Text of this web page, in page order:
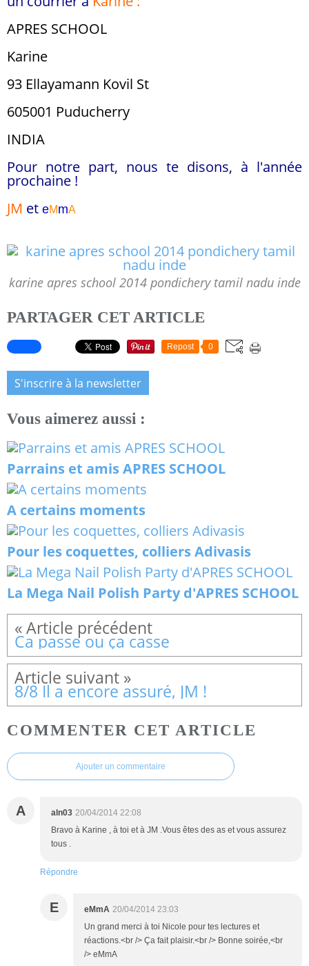
APRES SCHOOL
Karine
93 Ellayamann Kovil St
605001 Puducherry
INDIA
Pour notre part, nous te disons, à l'année
prochaine !
JM et eMmA
karine apres school 2014 pondichery tamil nadu inde
PARTAGER CET ARTICLE
Repost 0
S'inscrire à la newsletter
Vous aimerez aussi :
Parrains et amis APRES SCHOOL
A certains moments
Pour les coquettes, colliers Adivasis
La Mega Nail Polish Party d'APRES SCHOOL
Ca passe ou ça casse
8/8 Il a encore assuré, JM !
COMMENTER CET ARTICLE
Ajouter un commentaire
A aln03 20/04/2014 22:08
Bravo à Karine , à toi et à JM .Vous êtes des as et vous assurez
tous .
Répondre
E eMmA 20/04/2014 23:03
Un grand merci à toi Nicole pour tes lectures et
réactions.<br /> Ça fait plaisir.<br /> Bonne soirée,<br
/> eMmA